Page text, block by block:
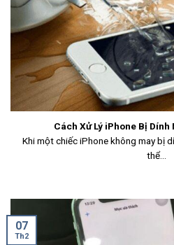
Cách Xử Lý iPhone Bị
Khi một chiếc iPhone không may bị
thể...
07
Th2